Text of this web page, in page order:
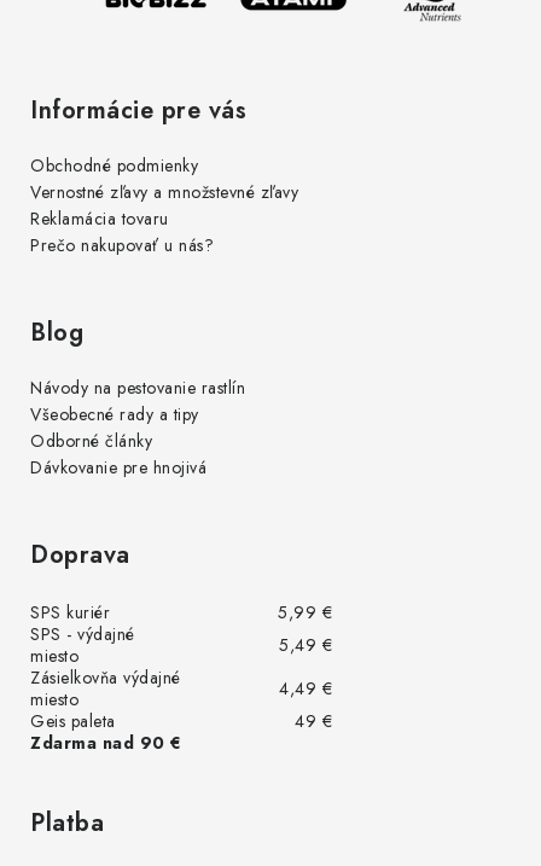
Informácie pre vás
Obchodné podmienky
Vernostné zľavy a množstevné zľavy
Reklamácia tovaru
Prečo nakupovať u nás?
Blog
Návody na pestovanie rastlín
Všeobecné rady a tipy
Odborné články
Dávkovanie pre hnojivá
Doprava
SPS kuriér
5,99 €
SPS - výdajné
miesto
5,49 €
Zásielkovňa výdajné
miesto
4,49 €
Geis paleta
49 €
Zdarma nad 90 €
Platba